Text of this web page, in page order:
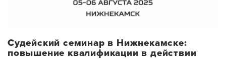
Судейский семинар в Нижнекамске:
повышение квалификации в действии